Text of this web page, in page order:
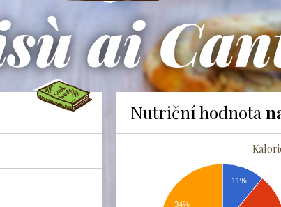
ai
Nutriční hodnota
11%
34%